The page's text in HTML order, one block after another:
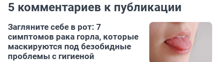
5 комментариев к публикации
Загляните себе в рот: 7
симптомов рака горла, которые
маскируются под безобидные
проблемы с гигиеной